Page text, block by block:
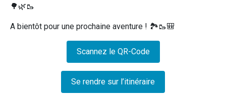
🌳🌿🥾
A bientôt pour une prochaine aventure ! 🏞️🥾🎒
Scannez le QR-Code
Se rendre sur l’itinéraire